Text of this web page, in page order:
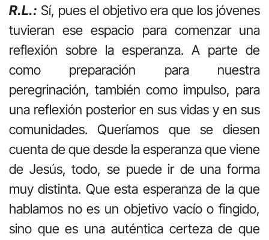
R.L.: Sí, pues el objetivo era que los jóvenes
tuvieran ese espacio para comenzar una
reflexión sobre la esperanza. A parte de
como preparación para nuestra
peregrinación, también como impulso, para
una reflexión posterior en sus vidas y en sus
comunidades. Queríamos que se diesen
cuenta de que desde la esperanza que viene
de Jesús, todo, se puede ir de una forma
muy distinta. Que esta esperanza de la que
hablamos no es un objetivo vacío o fingido,
sino que es una auténtica certeza de que